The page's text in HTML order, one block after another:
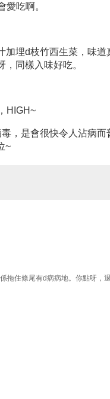
吃啊。
加埋d枝竹西生菜，味道
同樣入味好吃。
HIGH~
，是會很快令人沾病而
~
拖住條尾有d病病地。你點呀，